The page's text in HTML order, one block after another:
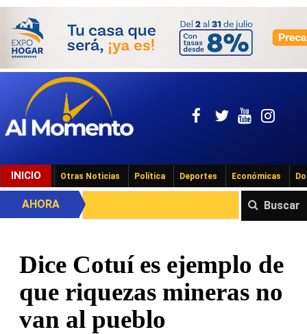
INICIO Otras Noticias Política Deportes Económicas
Buscar
AHORA
Dice Cotuí es ejemplo de
que riquezas mineras no
van al pueblo